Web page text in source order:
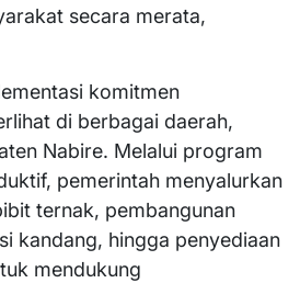
secara merata,
komitmen
di berbagai daerah,
Nabire. Melalui program
pemerintah menyalurkan
ternak, pembangunan
kandang, hingga penyediaan
mendukung